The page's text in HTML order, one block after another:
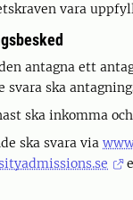
vara
antagna ett
svara ska
ska inkomma och
ska svara via